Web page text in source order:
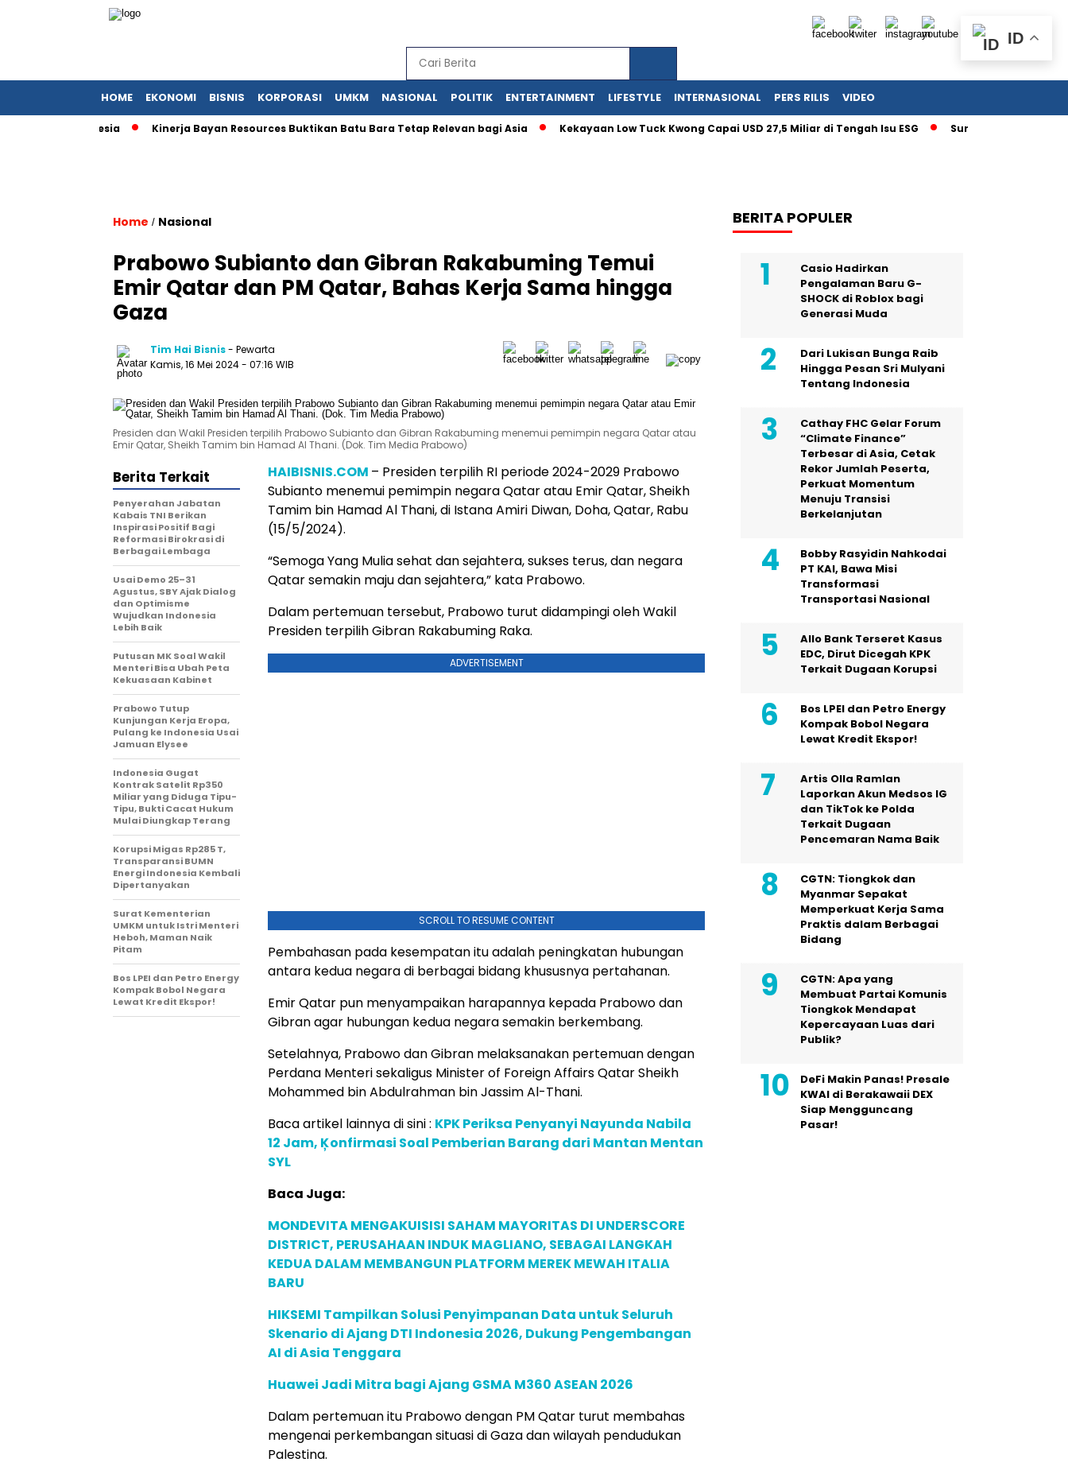
HOME EKONOMI BISNIS KORPORASI UMKM NASIONAL POLITIK ENTERTAINMENT LIFESTYLE INTERNASIONAL PERS RILIS VIDEO
Kinerja Bayan Resources Buktikan Batu Bara Tetap Relevan bagi Asia Kekayaan Low Tuck Kwong Capai USD 27,5 Miliar di Tengah Isu ESG Surat Kementerian UMKM
Home / Nasional
Prabowo Subianto dan Gibran Rakabuming Temui
Emir Qatar dan PM Qatar, Bahas Kerja Sama hingga
Gaza
Tim Hai Bisnis- Pewarta
Kamis, 16 Mei 2024- 07:16 WIB
Presiden dan Wakil Presiden terpilih Prabowo Subianto dan Gibran Rakabuming menemui pemimpin negara Qatar atau
Emir Qatar, Sheikh Tamim bin Hamad Al Thani. (Dok. Tim Media Prabowo)
HAIBISNIS.COM – Presiden terpilih RI periode 2024-2029 Prabowo
Subianto menemui pemimpin negara Qatar atau Emir Qatar, Sheikh
Tamim bin Hamad Al Thani, di Istana Amiri Diwan, Doha, Qatar, Rabu
(15/5/2024).
“Semoga Yang Mulia sehat dan sejahtera, sukses terus, dan negara
Qatar semakin maju dan sejahtera,” kata Prabowo.
Dalam pertemuan tersebut, Prabowo turut didampingi oleh Wakil
Presiden terpilih Gibran Rakabuming Raka.
ADVERTISEMENT
SCROLL TO RESUME CONTENT
Pembahasan pada kesempatan itu adalah peningkatan hubungan
antara kedua negara di berbagai bidang khususnya pertahanan.
Emir Qatar pun menyampaikan harapannya kepada Prabowo dan
Gibran agar hubungan kedua negara semakin berkembang.
Setelahnya, Prabowo dan Gibran melaksanakan pertemuan dengan
Perdana Menteri sekaligus Minister of Foreign Affairs Qatar Sheikh
Mohammed bin Abdulrahman bin Jassim Al-Thani.
Baca artikel lainnya di sini : KPK Periksa Penyanyi Nayunda Nabila
12 Jam, Ķonfirmasi Soal Pemberian Barang dari Mantan Mentan
SYL
Baca Juga:
MONDEVITA MENGAKUISISI SAHAM MAYORITAS DI UNDERSCORE
DISTRICT, PERUSAHAAN INDUK MAGLIANO, SEBAGAI LANGKAH
KEDUA DALAM MEMBANGUN PLATFORM MEREK MEWAH ITALIA
BARU
HIKSEMI Tampilkan Solusi Penyimpanan Data untuk Seluruh
Skenario di Ajang DTI Indonesia 2026, Dukung Pengembangan
AI di Asia Tenggara
Huawei Jadi Mitra bagi Ajang GSMA M360 ASEAN 2026
Dalam pertemuan itu Prabowo dengan PM Qatar turut membahas
mengenai perkembangan situasi di Gaza dan wilayah pendudukan
Palestina.
Berita Terkait
Penyerahan Jabatan
Kabais TNI Berikan
Inspirasi Positif Bagi
Reformasi Birokrasi di
Berbagai Lembaga
Usai Demo 25–31
Agustus, SBY Ajak Dialog
dan Optimisme
Wujudkan Indonesia
Lebih Baik
Putusan MK Soal Wakil
Menteri Bisa Ubah Peta
Kekuasaan Kabinet
Prabowo Tutup
Kunjungan Kerja Eropa,
Pulang ke Indonesia Usai
Jamuan Elysee
Indonesia Gugat
Kontrak Satelit Rp350
Miliar yang Diduga Tipu-
Tipu, Bukti Cacat Hukum
Mulai Diungkap Terang
Korupsi Migas Rp285 T,
Transparansi BUMN
Energi Indonesia Kembali
Dipertanyakan
Surat Kementerian
UMKM untuk Istri Menteri
Heboh, Maman Naik
Pitam
Bos LPEI dan Petro Energy
Kompak Bobol Negara
Lewat Kredit Ekspor!
BERITA POPULER
Casio Hadirkan
Pengalaman Baru G-
SHOCK di Roblox bagi
Generasi Muda
Dari Lukisan Bunga Raib
Hingga Pesan Sri Mulyani
Tentang Indonesia
Cathay FHC Gelar Forum
“Climate Finance”
Terbesar di Asia, Cetak
Rekor Jumlah Peserta,
Perkuat Momentum
Menuju Transisi
Berkelanjutan
Bobby Rasyidin Nahkodai
PT KAI, Bawa Misi
Transformasi
Transportasi Nasional
Allo Bank Terseret Kasus
EDC, Dirut Dicegah KPK
Terkait Dugaan Korupsi
Bos LPEI dan Petro Energy
Kompak Bobol Negara
Lewat Kredit Ekspor!
Artis Olla Ramlan
Laporkan Akun Medsos IG
dan TikTok ke Polda
Terkait Dugaan
Pencemaran Nama Baik
CGTN: Tiongkok dan
Myanmar Sepakat
Memperkuat Kerja Sama
Praktis dalam Berbagai
Bidang
CGTN: Apa yang
Membuat Partai Komunis
Tiongkok Mendapat
Kepercayaan Luas dari
Publik?
DeFi Makin Panas! Presale
KWAI di Berakawaii DEX
Siap Mengguncang
Pasar!
ID